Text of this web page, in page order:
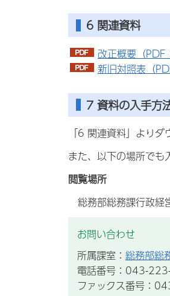
6 関連資料
改正概要（PDF
新旧対照表（
7 資料の入手方
「6 関連資料」よりダ
また、以下の場所でも
閲覧場所
総務部総務課行政経
お問い合わせ
所属課室： 総務部総
電話番号：043-
ファックス番号：